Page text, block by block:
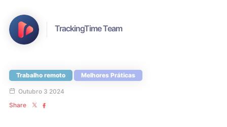
TrackingTime Team
Trabalho remoto Melhores Práticas
Outubro 3 2024
Share